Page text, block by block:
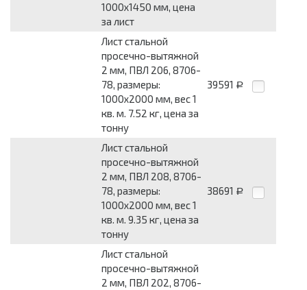
1000x1450 мм, цена
за лист
Лист стальной
просечно-вытяжной
2 мм, ПВЛ 206, 8706-
78, размеры:
1000x2000 мм, вес 1
кв. м. 7.52 кг, цена за
тонну
39591 Р
Лист стальной
просечно-вытяжной
2 мм, ПВЛ 208, 8706-
78, размеры:
1000x2000 мм, вес 1
кв. м. 9.35 кг, цена за
тонну
38691 Р
Лист стальной
просечно-вытяжной
2 мм, ПВЛ 202, 8706-